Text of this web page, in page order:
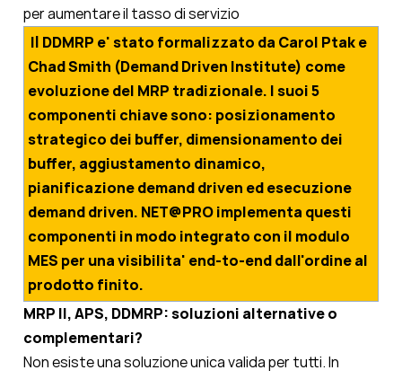
per aumentare il tasso di servizio
Il DDMRP e' stato formalizzato da Carol Ptak e
Chad Smith (Demand Driven Institute) come
evoluzione del MRP tradizionale. I suoi 5
componenti chiave sono: posizionamento
strategico dei buffer, dimensionamento dei
buffer, aggiustamento dinamico,
pianificazione demand driven ed esecuzione
demand driven. NET@PRO implementa questi
componenti in modo integrato con il modulo
MES per una visibilita' end-to-end dall'ordine al
prodotto finito.
MRP II, APS, DDMRP: soluzioni alternative o
complementari?
Non esiste una soluzione unica valida per tutti. In